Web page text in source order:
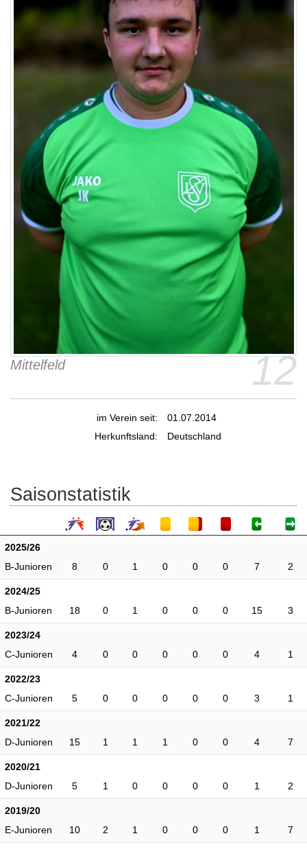
12
Mittelfeld
im Verein seit:
01.07.2014
Herkunftsland:
Deutschland
Saisonstatistik
2025/26
B-Junioren
8 0 1 0 0 0 7 2
2024/25
B-Junioren
18 0 1 0 0 0 15 3
2023/24
C-Junioren
4 0 0 0 0 0 4 1
2022/23
C-Junioren
5 0 0 0 0 0 3 1
2021/22
D-Junioren
15 1 1 1 0 0 4 7
2020/21
D-Junioren
5 1 0 0 0 0 1 2
2019/20
E-Junioren
10 2 1 0 0 0 1 7